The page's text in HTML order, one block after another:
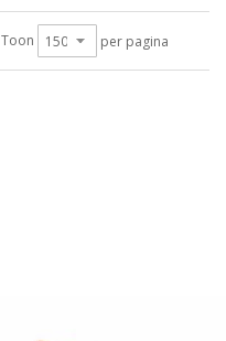
Toon per pagina